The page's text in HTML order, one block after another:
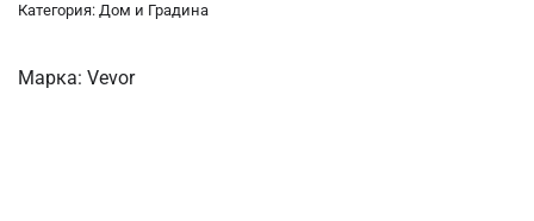
Категория: Дом и Градина
Марка: Vevor